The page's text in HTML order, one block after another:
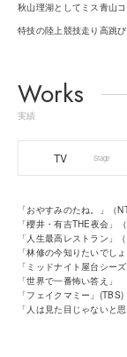
秋山理湖としてミス青山
特技の陸上競技走り高跳
Works
実績
TV Stage
「おやすみのたね。」（
「櫻井・有吉THE夜会」（
「人生最高レストラン」（
「林修の今知りたいでし
「ミッドナイト屋台シーズ
「世界で一番怖い答え」
「フェイクマミー」(TBS)
「人は見た目じゃないと